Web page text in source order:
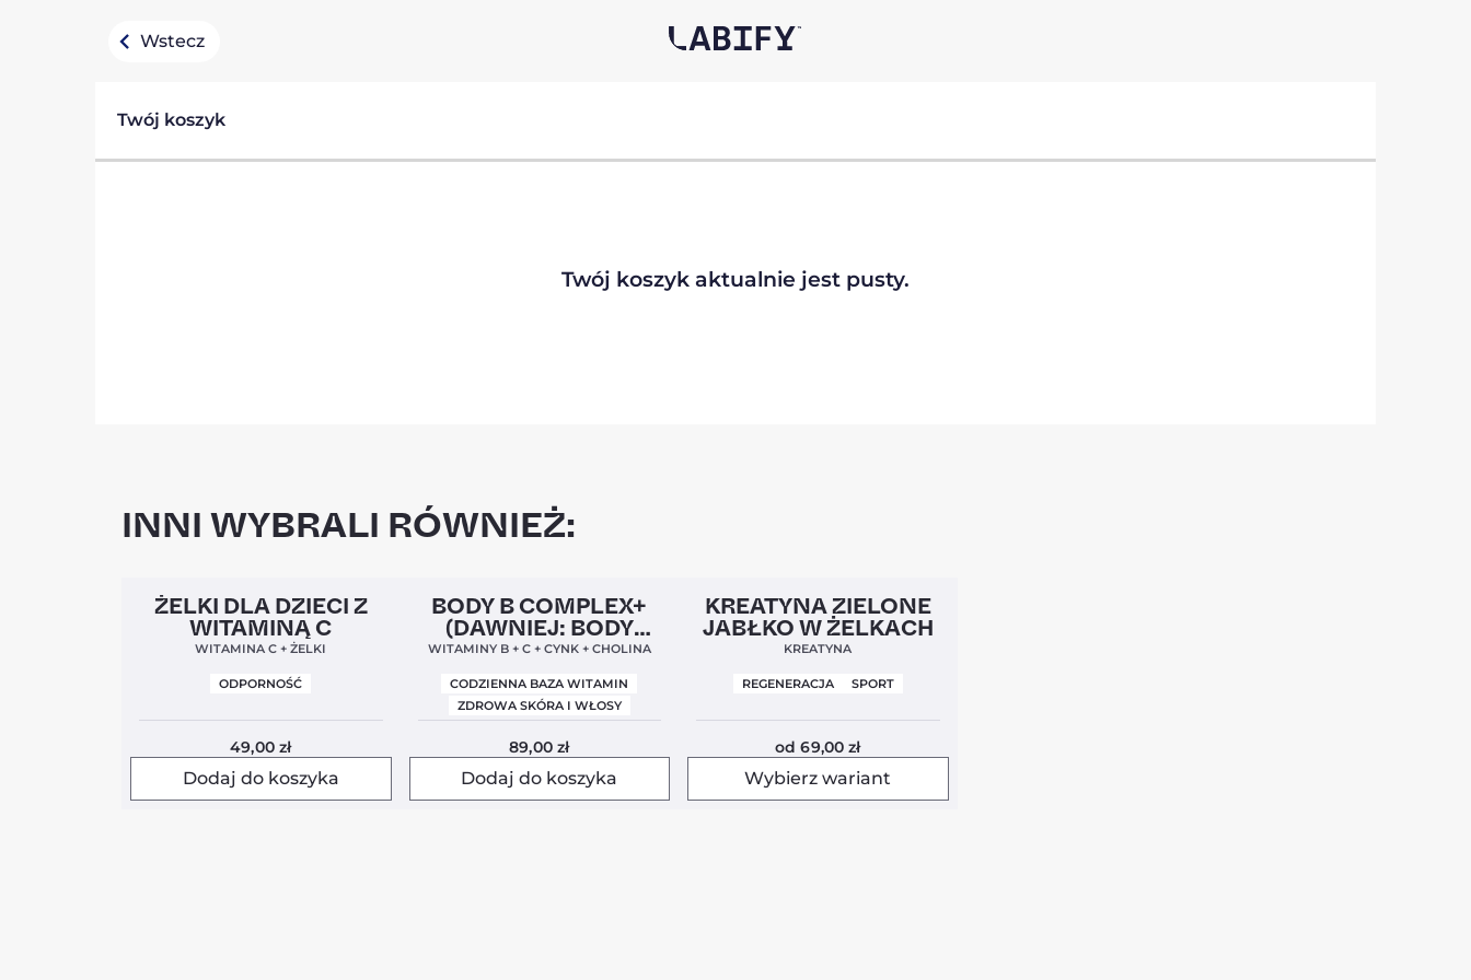
Wstecz
Twój koszyk
Twój koszyk aktualnie jest pusty.
INNI WYBRALI RÓWNIEŻ:
Clean Label 5,0
ŻELKI DLA DZIECI Z
WITAMINĄ C
WITAMINA C + ŻELKI
ODPORNOŚĆ
49,00zł
Dodaj do koszyka
Clean Label Nowa Formuła
BODY B COMPLEX+
(DAWNIEJ: BODY
BALANCE)
WITAMINY B + C + CYNK + CHOLINA
CODZIENNA BAZA WITAMIN
ZDROWA SKÓRA I WŁOSY
89,00zł
Dodaj do koszyka
Nowość 4,5
KREATYNA ZIELONE
JABŁKO W ŻELKACH
KREATYNA
REGENERACJA SPORT
od 69,00zł
Wybierz wariant